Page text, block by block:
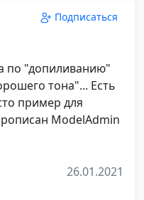
Подписаться
по "допиливанию"
тона"... Есть
пример для
ModelAdmin
26.01.2021